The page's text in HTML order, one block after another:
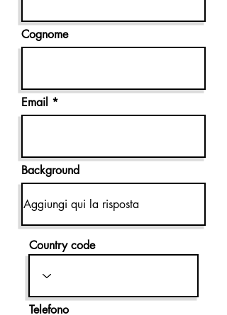
Cognome
Email
Background
Country code
Telefono